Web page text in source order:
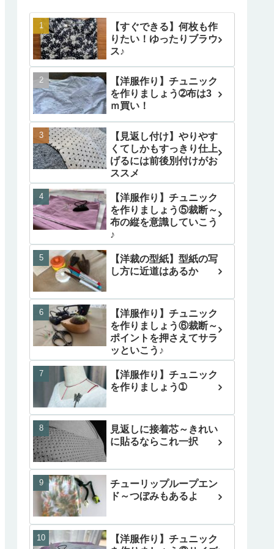
【すぐできる】何枚も作
りたい！ゆったりブラウ
ス♪
【洋服作り】チュニック
を作りましょう➁布は3
ｍ買い！
【見返し付け】やりやす
くてしかもすっきり仕上
げるには前後別付けがお
ススメ
【洋服作り】チュニック
を作りましょう⑤裁断～
布の縦を意識していこう
♪
【洋裁の型紙】型紙の写
し方に近道はあるか
【洋服作り】チュニック
を作りましょう⑥裁断～
ポイントを押さえてサラ
ッといこう♪
【洋服作り】チュニック
を作りましょう➀
見返しに接着芯～きれい
に貼るならこれ一択
チューリップループエン
ド～つぼみもあるよ
【洋服作り】チュニック